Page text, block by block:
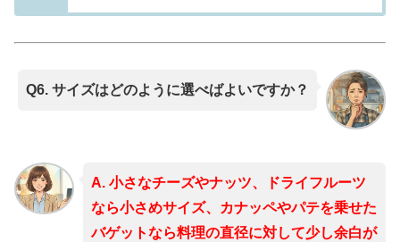
Q6. サイズはどのように選べばよいですか？
A. 小さなチーズやナッツ、ドライフルーツ
なら小さめサイズ、カナッペやパテを乗せた
バゲットなら料理の直径に対して少し余白が